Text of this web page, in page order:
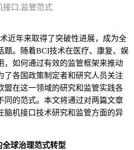
接口,监管范式
近年来取得了突破性进展，成为全
题。随着BCI技术在医疗、康复、娱
，如何通过有效的监管框架来推动
了各国政策制定者和研究人员关注
盟在这一领域的研究和监管实践各
同的范式。本文将通过对两篇文章
脑机接口技术研究和监管方面的异
全球治理范式转型